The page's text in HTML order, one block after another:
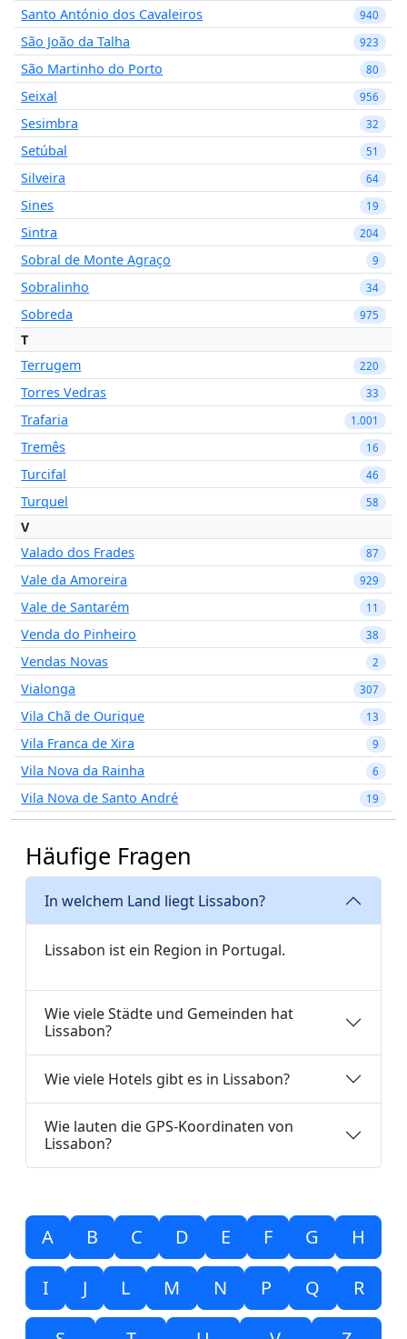
Santo António dos Cavaleiros 940
São João da Talha 923
São Martinho do Porto 80
Seixal 956
Sesimbra 32
Setúbal 51
Silveira 64
Sines 19
Sintra 204
Sobral de Monte Agraço 9
Sobralinho 34
Sobreda 975
T
Terrugem
220
Torres Vedras 33
Trafaria 1.001
Tremês 16
Turcifal 46
Turquel 58
V
Valado dos Frades
87
Vale da Amoreira 929
Vale de Santarém 11
Venda do Pinheiro 38
Vendas Novas 2
Vialonga 307
Vila Chã de Ourique 13
Vila Franca de Xira 9
Vila Nova da Rainha 6
Vila Nova de Santo André 19
Häufige Fragen
In welchem Land liegt Lissabon?
Lissabon ist ein Region in Portugal.
Wie viele Städte und Gemeinden hat
Lissabon?
Wie viele Hotels gibt es in Lissabon?
Wie lauten die GPS-Koordinaten von
Lissabon?
A B C D E F G H
I J L M N P Q R